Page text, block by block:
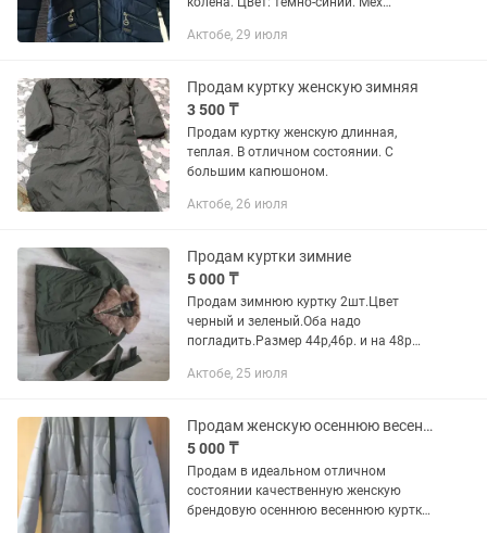
Актобе, 29 июля
Продам куртку женскую зимняя
3 500 ₸
Продам куртку женскую длинная,
теплая. В отличном состоянии. С
большим капюшоном.
Актобе, 26 июля
Продам куртки зимние
5 000 ₸
Продам зимнюю куртку 2шт.Цвет
черный и зеленый.Оба надо
погладить.Размер 44р,46р. и на 48р
Актобе, 25 июля
Продам женскую осеннюю весеннюю зимнюю куртку ОРБИ размер 44 оверсайз.
5 000 ₸
Продам в идеальном отличном
состоянии качественную женскую
брендовую осеннюю весеннюю куртку